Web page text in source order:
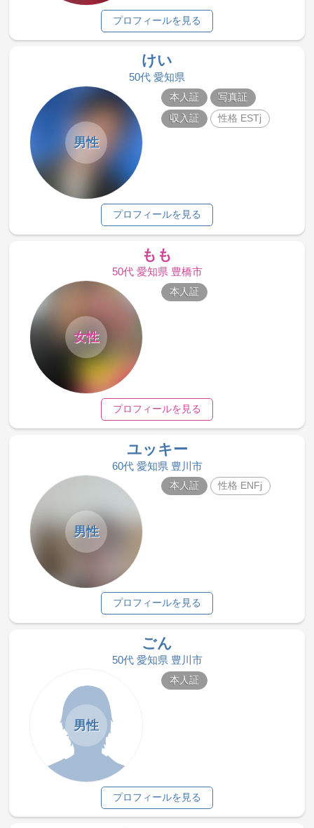
プロフィールを見る
けい
50代 愛知県
男性
本人証
写真証
収入証
性格 ESTj
プロフィールを見る
もも
50代 愛知県 豊橋市
女性
本人証
プロフィールを見る
ユッキー
60代 愛知県 豊川市
男性
本人証 性格 ENFj
プロフィールを見る
ごん
50代 愛知県 豊川市
男性
本人証
プロフィールを見る